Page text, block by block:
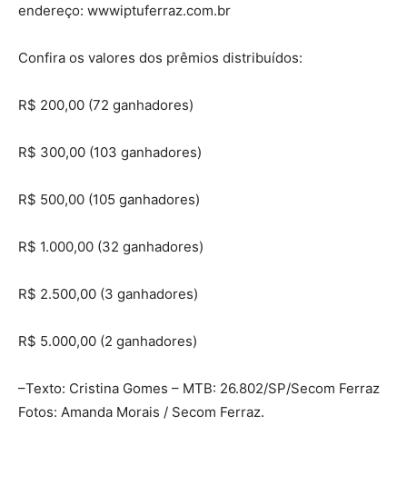
endereço: wwwiptuferraz.com.br
Confira os valores dos prêmios distribuídos:
R$ 200,00 (72 ganhadores)
R$ 300,00 (103 ganhadores)
R$ 500,00 (105 ganhadores)
R$ 1.000,00 (32 ganhadores)
R$ 2.500,00 (3 ganhadores)
R$ 5.000,00 (2 ganhadores)
–Texto: Cristina Gomes – MTB: 26.802/SP/Secom Ferraz
Fotos: Amanda Morais / Secom Ferraz.